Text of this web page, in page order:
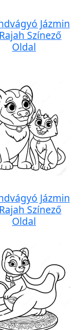
Jázmin
Színező
Oldal
Jázmin
Színező
Oldal